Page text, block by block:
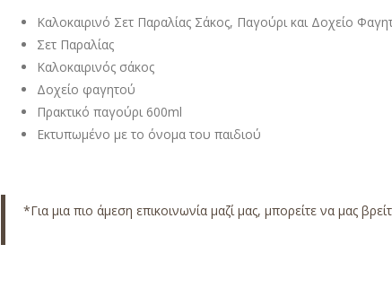
Καλοκαιρινό Σετ Παραλίας Σάκος, Παγούρι και Δοχείο
Σετ Παραλίας
Καλοκαιρινός σάκος
Δοχείο φαγητού
Πρακτικό παγούρι 600ml
Εκτυπωμένο με το όνομα του παιδιού
*Για μια πιο άμεση επικοινωνία μαζί μας, μπορείτε να μας